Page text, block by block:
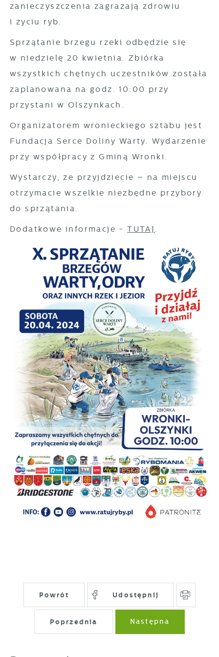
zanieczyszczenia zagrażają zdrowiu
i życiu ryb.
Sprzątanie brzegu rzeki odbędzie się
w niedzielę 20 kwietnia. Zbiórka
wszystkich chętnych uczestników została
zaplanowana na godz. 10:00 przy
przystani w Olszynkach.
Organizatorem wronieckiego sztabu jest
Fundacja Serce Doliny Warty. Wydarzenie
przy współpracy z Gminą Wronki.
Wystarczy, że przyjdziecie – na miejscu
otrzymacie wszelkie niezbędne przybory
do sprzątania.
Dodatkowe informacje -TUTAJ .
Powrót Udostępnij
Poprzednia Następna
Cookies analityczne pozwalają na uzyskanie
informacji w zakresie wykorzystywania witryny
jaką odwiedzane są nasze serwisy www. Dane
pozwalają nam na ocenę naszych serwisów
internetowych pod względem ich popularności
wśród użytkowników. Zgromadzone informacje
gwarantuje dostępność wszystkich
funkcjonalności.
Więcej
Reklamowe
Dzięki reklamowym plikom cookies
prezentujemy Ci najciekawsze informacje i
aktualności na stronach naszych partnerów.
Promocyjne pliki cookies służą do
podstawie analizy Twoich upodobań oraz
Twoich zwyczajów dotyczących przeglądanej
witryny internetowej. Treści promocyjne mogą
innych dostawców usług. Firmy te działają w
charakterze pośredników prezentujących nasze
treści w postaci wiadomości, ofert,
Więcej